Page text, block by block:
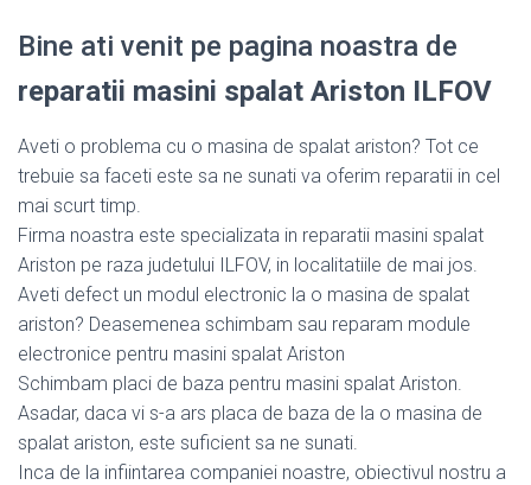
Bine ati venit pe pagina noastra de
reparatii masini spalat Ariston ILFOV
Aveti o problema cu o masina de spalat ariston? Tot ce
trebuie sa faceti este sa ne sunati va oferim reparatii in cel
mai scurt timp.
Firma noastra este specializata in reparatii masini spalat
Ariston pe raza judetului ILFOV, in localitatiile de mai jos.
Aveti defect un modul electronic la o masina de spalat
ariston? Deasemenea schimbam sau reparam module
electronice pentru masini spalat Ariston
Schimbam placi de baza pentru masini spalat Ariston.
Asadar, daca vi s-a ars placa de baza de la o masina de
spalat ariston, este suficient sa ne sunati.
Inca de la infiintarea companiei noastre, obiectivul nostru a